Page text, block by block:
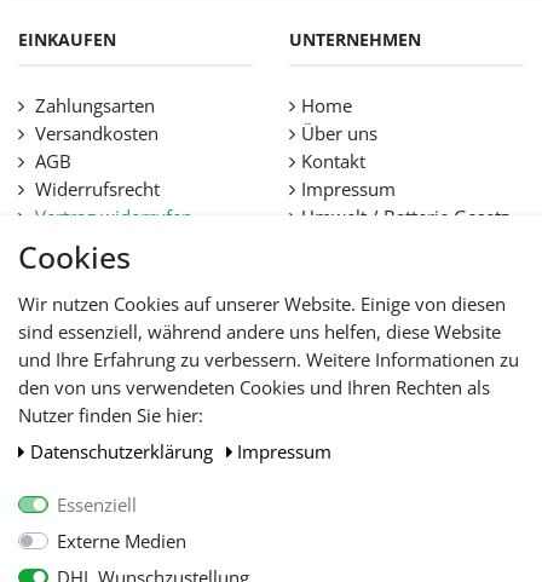
Cookies
Wir nutzen Cookies auf unserer Website. Einige von diesen
sind essenziell, während andere uns helfen, diese Website
und Ihre Erfahrung zu verbessern. Weitere Informationen zu
den von uns verwendeten Cookies und Ihren Rechten als
Nutzer finden Sie hier:
Daten­schutz­erklärung
Impressum
Essenziell
Externe Medien
EINKAUFEN
Zahlungsarten
Versandkosten
AGB
Widerrufsrecht
Vertrag widerrufen
Datenschutz
Hilfe
Lieferfristen und
Lieferbeschränkung
UNTERNEHMEN
Home
Über uns
Kontakt
Impressum
Umwelt / Batterie Gesetz
WIR AKZEPTIEREN